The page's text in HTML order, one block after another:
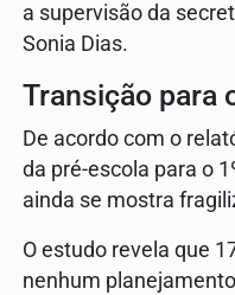
a supervisão da
Sonia Dias.
Transição para
De acordo com o
da pré-escola para o
ainda se mostra
O estudo revela que
nenhum